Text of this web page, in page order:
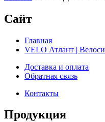
Сайт
Главная
VELO Атлант |
Доставка и оплата
Обратная связь
Контакты
Продукция